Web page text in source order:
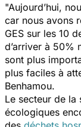
"Aujourd’hui,
car nous avons
GES sur les 10
d’arriver à 50%
sont plus
plus faciles à
Benhamou.
Le secteur de la
écologiques